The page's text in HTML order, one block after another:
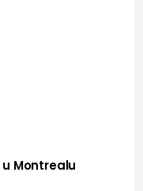
Montrealu